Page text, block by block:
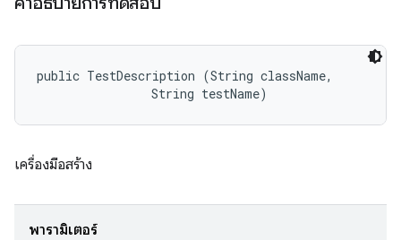
public TestDescription (String className,
                String testName)
เครื่องมือสร้าง
พารามิเตอร์